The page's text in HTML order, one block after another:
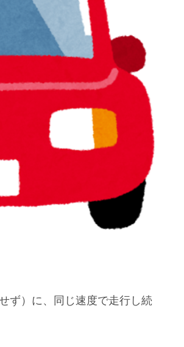
ず）に、同じ速度で走行し続